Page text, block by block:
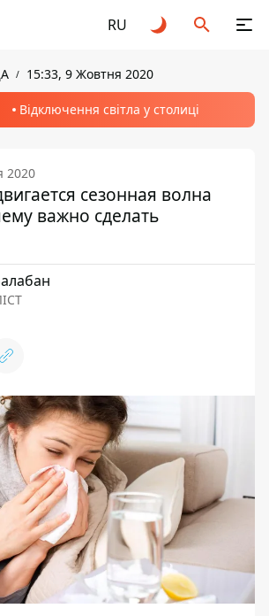
RU
15:33, 9 Жовтня 2020
Відключення світла у столиці
2020
сезонная волна
важно сделать